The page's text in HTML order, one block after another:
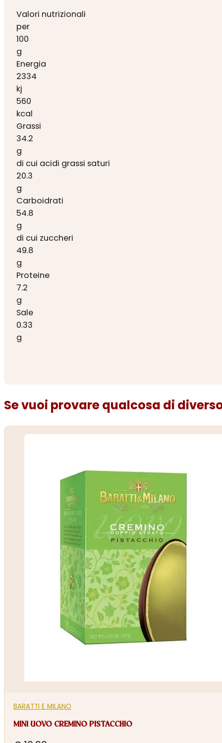
Valori nutrizionali
per
100
g
Energia
2334
kj
560
kcal
Grassi
34.2
g
di cui acidi grassi saturi
20.3
g
Carboidrati
54.8
g
di cui zuccheri
49.8
g
Proteine
7.2
g
Sale
0.33
g
Se vuoi provare qualcosa di
BARATTI E MILANO
MINI UOVO CREMINO PISTACCHIO